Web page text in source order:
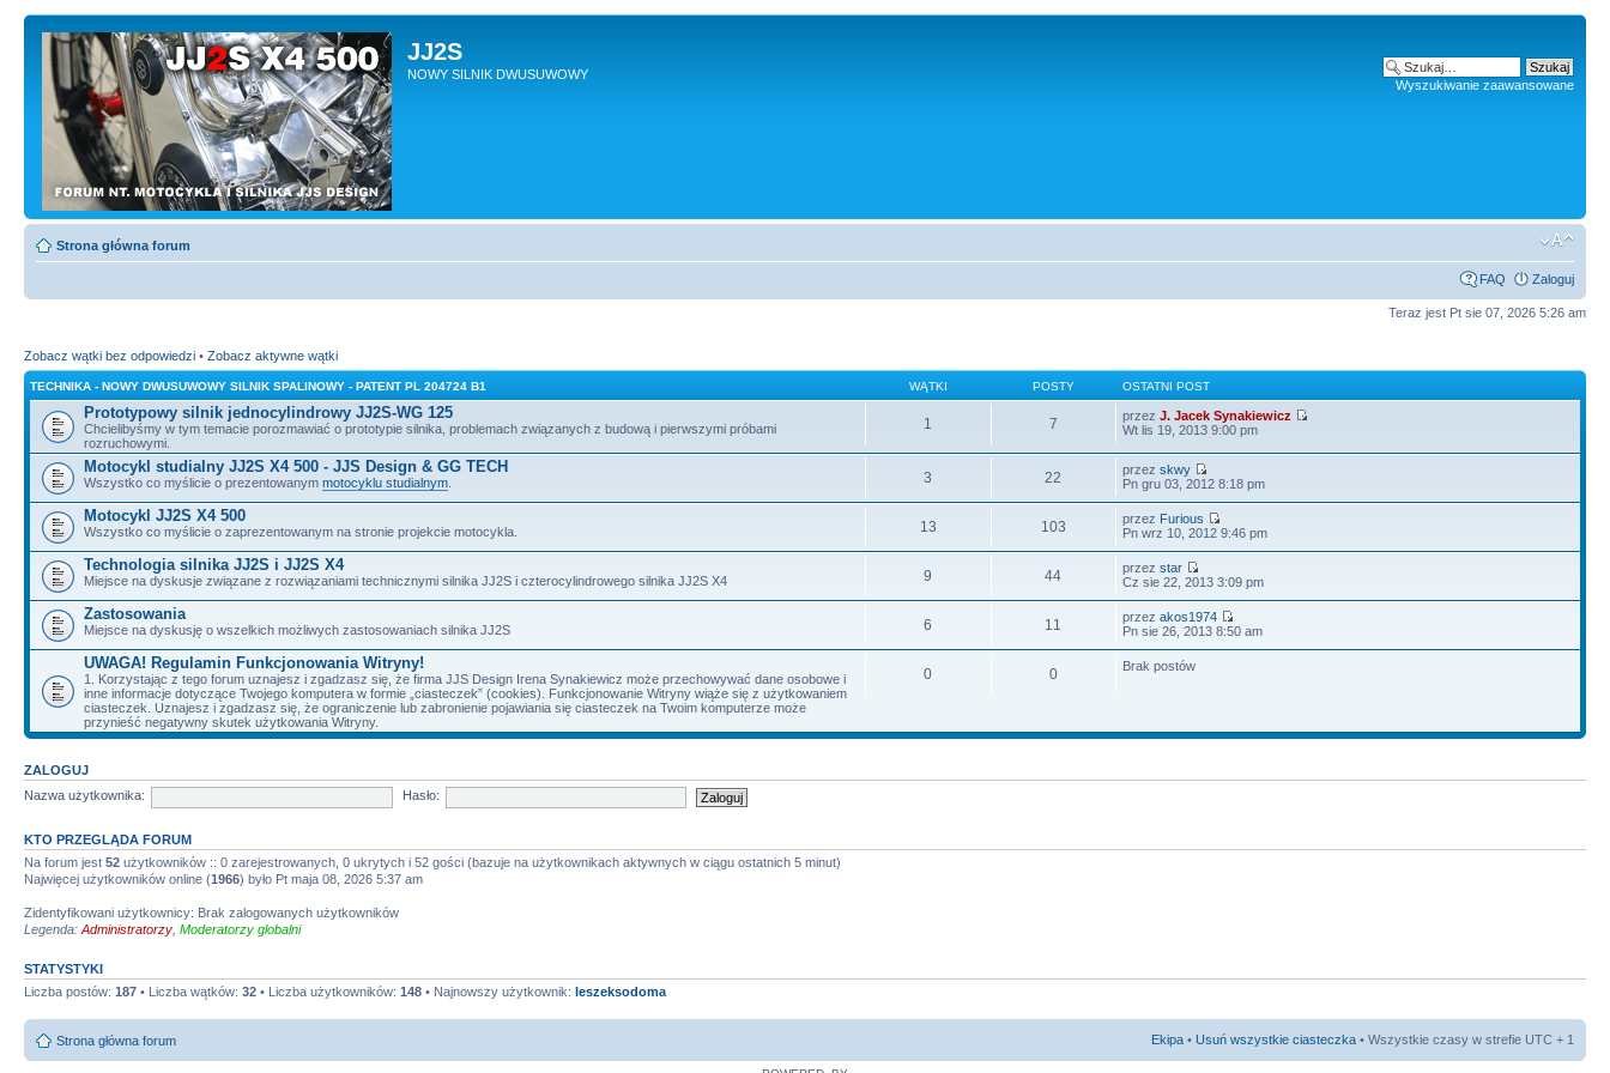
JJ2S
NOWY SILNIK DWUSUWOWY
Wyszukiwanie zaawansowane
Strona główna forum
FAQ Zaloguj
Teraz jest Pt sie 07, 2026 5:26 am
Zobacz wątki bez odpowiedzi • Zobacz aktywne wątki
TECHNIKA - NOWY DWUSUWOWY SILNIK SPALINOWY - PATENT PL 204724 B1 WĄTKI POSTY OSTATNI POST
Prototypowy silnik jednocylindrowy JJ2S-WG 125
Chcielibyśmy w tym temacie porozmawiać o prototypie silnika, problemach związanych z budową i pierwszymi próbami
rozruchowymi.
1 7 przezJ. Jacek Synakiewicz
Wt lis 19, 2013 9:00 pm
Motocykl studialny JJ2S X4 500 - JJS Design & GG TECH
Wszystko co myślicie o prezentowanym motocyklu studialnym 3 22 przezskwy
Pn gru 03, 2012 8:18 pm
Motocykl JJ2S X4 500
Wszystko co myślicie o zaprezentowanym na stronie projekcie motocykla. 13 103 przez Furious
Pn wrz 10, 2012 9:46 pm
Technologia silnika JJ2S i JJ2S X4
Miejsce na dyskusje związane z rozwiązaniami technicznymi silnika JJ2S i czterocylindrowego silnika JJ2S X4 9 44 przezstar
Cz sie 22, 2013 3:09 pm
Zastosowania
Miejsce na dyskusję o wszelkich możliwych zastosowaniach silnika JJ2S 6 11 przezakos1974
Pn sie 26, 2013 8:50 am
UWAGA! Regulamin Funkcjonowania Witryny!
1. Korzystając z tego forum uznajesz i zgadzasz się, że firma JJS Design Irena Synakiewicz może przechowywać dane osobowe i
inne informacje dotyczące Twojego komputera w formie „ciasteczek” (cookies). Funkcjonowanie Witryny wiąże się z użytkowaniem
ciasteczek. Uznajesz i zgadzasz się, że ograniczenie lub zabronienie pojawiania się ciasteczek na Twoim komputerze może
przynieść negatywny skutek użytkowania Witryny.
0 0 Brak postów
ZALOGUJ
Nazwa użytkownika:
Hasło:
KTO PRZEGLĄDA FORUM
Na forum jest 52 użytkowników :: 0 zarejestrowanych, 0 ukrytych i 52 gości (bazuje na użytkownikach aktywnych w ciągu ostatnich 5 minut)
Najwięcej użytkowników online (1966) było Pt maja 08, 2026 5:37 am
Zidentyfikowani użytkownicy: Brak zalogowanych użytkowników
Legenda: Administratorzy Moderatorzy globalni
STATYSTYKI
Liczba postów: 187 • Liczba wątków: 32 • Liczba użytkowników: 148 • Najnowszy użytkownik: leszeksodoma
Strona główna forum Ekipa • Usuń wszystkie ciasteczka • Wszystkie czasy w strefie UTC + 1